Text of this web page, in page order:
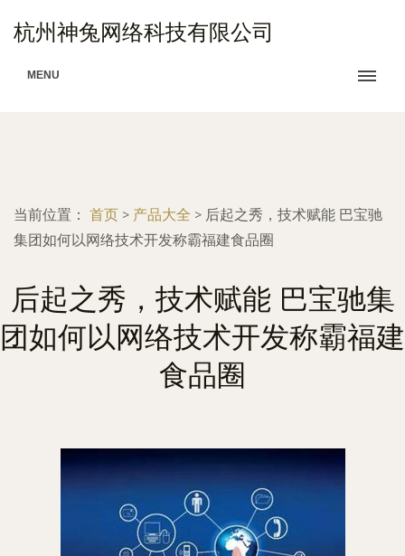
杭州神兔网络科技有限公司
MENU
当前位置： 首页 > 产品大全 > 后起之秀，技术赋能 巴宝驰
集团如何以网络技术开发称霸福建食品圈
后起之秀，技术赋能 巴宝驰集
团如何以网络技术开发称霸福建
食品圈